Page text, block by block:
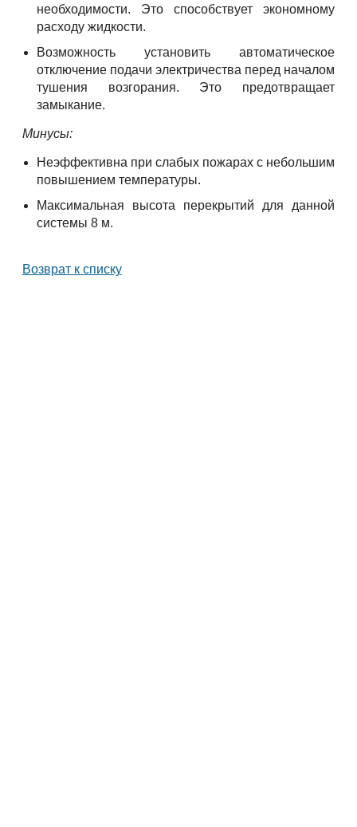
необходимости. Это способствует экономному
расходу жидкости.
Возможность установить автоматическое
отключение подачи электричества перед началом
тушения возгорания. Это предотвращает
замыкание.
Минусы:
Неэффективна при слабых пожарах с небольшим
повышением температуры.
Максимальная высота перекрытий для данной
системы 8 м.
Возврат к списку